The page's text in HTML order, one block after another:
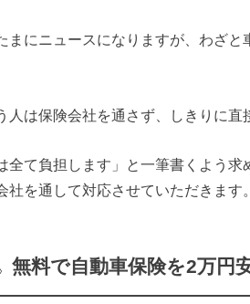
まにニュースになりますが、わざ
人は保険会社を通さず、しきりに直
全て負担します」と一筆書くよう
社を通して対応させていただきま
無料で自動車保険を2万円